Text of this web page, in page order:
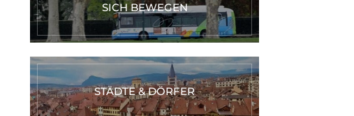
SICH BEWEGEN
STÄDTE & DÖRFER